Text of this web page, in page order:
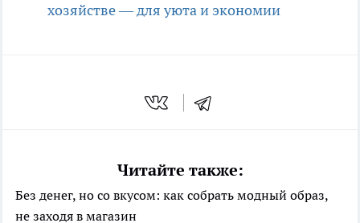
хозяйстве — для уюта и экономии
Читайте также:
Без денег, но со вкусом: как собрать модный образ,
не заходя в магазин